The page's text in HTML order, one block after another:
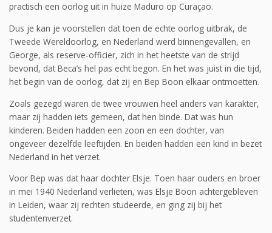
practisch een oorlog uit in huize Maduro op Curaçao.
Dus je kan je voorstellen dat toen de echte oorlog uitbrak, de
Tweede Wereldoorlog, en Nederland werd binnengevallen, en
George, als reserve-officier, zich in het heetste van de strijd
bevond, dat Beca’s hel pas echt begon. En het was juist in die tijd,
het begin van de oorlog, dat zij en Bep Boon elkaar ontmoetten.
Zoals gezegd waren de twee vrouwen heel anders van karakter,
maar zij hadden iets gemeen, dat hen binde. Dat was hun
kinderen. Beiden hadden een zoon en een dochter, van
ongeveer dezelfde leeftijden. En beiden hadden een kind in bezet
Nederland in het verzet.
Voor Bep was dat haar dochter Elsje. Toen haar ouders en broer
in mei 1940 Nederland verlieten, was Elsje Boon achtergebleven
in Leiden, waar zij rechten studeerde, en ging zij bij het
studentenverzet.